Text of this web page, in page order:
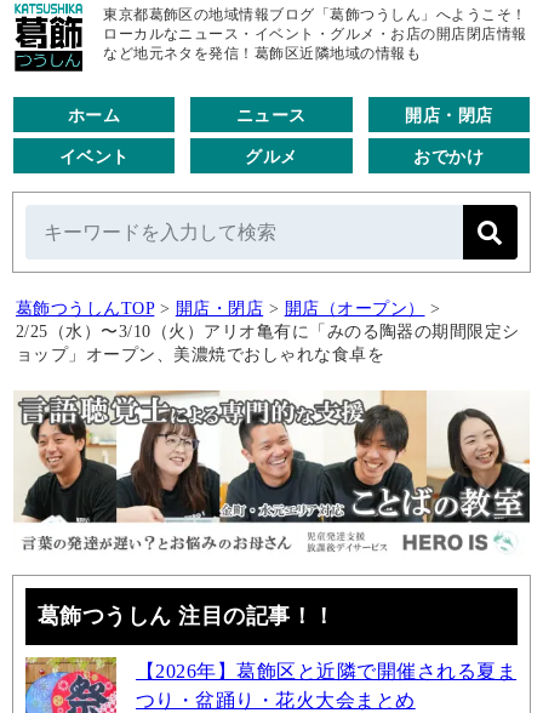
東京都葛飾区の地域情報ブログ「葛飾つうしん」へようこそ！
ローカルなニュース・イベント・グルメ・お店の開店閉店情報
など地元ネタを発信！葛飾区近隣地域の情報も
ホーム ニュース 開店・閉店
イベント グルメ おでかけ
葛飾つうしんTOP > 開店・閉店 > 開店（オープン）
>
2/25（水）〜3/10（火）アリオ亀有に「みのる陶器の期間限定シ
ョップ」オープン、美濃焼でおしゃれな食卓を
葛飾つうしん 注目の記事！！
【2026年】葛飾区と近隣で開催される夏ま
つり・盆踊り・花火大会まとめ